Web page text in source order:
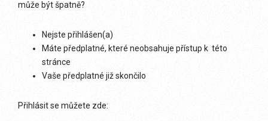
může být špatně?
Nejste přihlášen(a)
Máte předplatné, které neobsahuje přístup k této
stránce
Vaše předplatné již skončilo
Přihlásit se můžete zde: